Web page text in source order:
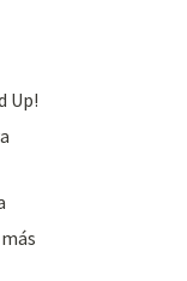
Up!